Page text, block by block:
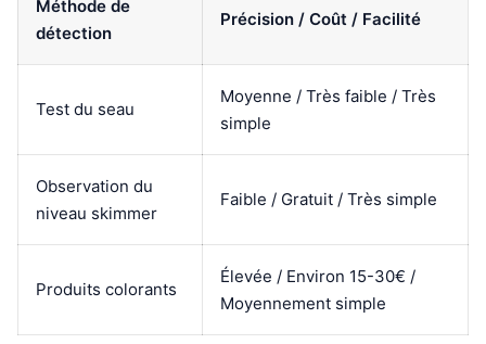
Méthode de
détection
Précision / Coût / Facilité
Test du seau
Moyenne / Très faible / Très
simple
Observation du
niveau skimmer
Faible / Gratuit / Très simple
Produits colorants
Élevée / Environ 15-30€ /
Moyennement simple